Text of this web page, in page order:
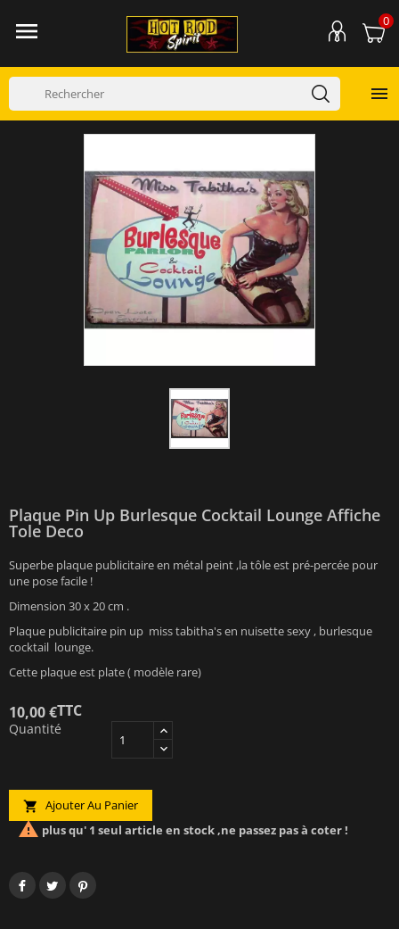
 0

Plaque Pin Up Burlesque Cocktail Lounge Affiche
Tole Deco
Superbe plaque publicitaire en métal peint ,la tôle est pré-percée pour
une pose facile !
Dimension 30 x 20 cm .
Plaque publicitaire pin up miss tabitha's en nuisette sexy , burlesque
cocktail lounge.
Cette plaque est plate ( modèle rare)
10,00 €TTC
Quantité
 Ajouter Au Panier
 plus qu' 1 seul article en stock ,ne passez pas à coter !